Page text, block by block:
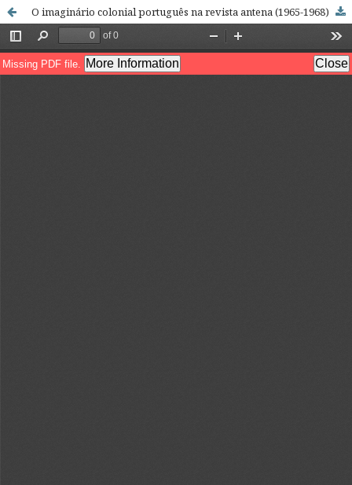
O imaginário colonial português na revista antena (1965-1968) do rádio clube português